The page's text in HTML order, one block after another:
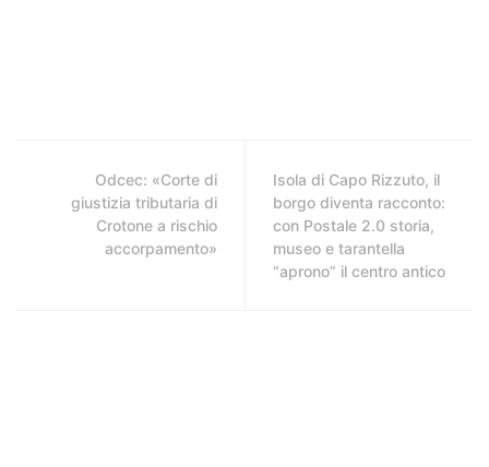
Odcec: «Corte di
giustizia tributaria di
Crotone a rischio
accorpamento»
Isola di Capo Rizzuto, il
borgo diventa racconto:
con Postale 2.0 storia,
museo e tarantella
“aprono” il centro antico